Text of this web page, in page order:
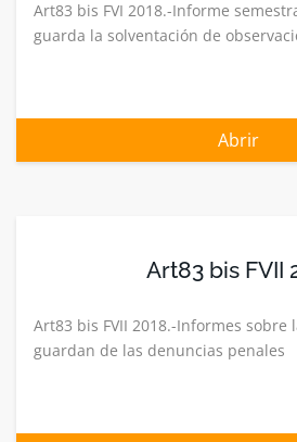
Art83 bis FVI 2018.-Informe
guarda la solventación de
Abrir
Art83 bis FVII
Art83 bis FVII 2018.-Informes sobre
guardan de las denuncias penales